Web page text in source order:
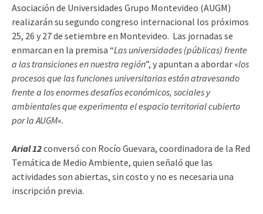
Asociación de Universidades Grupo Montevideo (AUGM)
realizarán su segundo congreso internacional los próximos
25, 26 y 27 de setiembre en Montevideo. Las jornadas se
enmarcan en la premisa “Las universidades (públicas) frente
a las transiciones en nuestra región”, y apuntan a abordar «los
procesos que las funciones universitarias están atravesando
frente a los enormes desafíos económicos, sociales y
ambientales que experimenta el espacio territorial cubierto
por la AUGM«.
Arial 12conversó con Rocío Guevara, coordinadora de la Red
Temática de Medio Ambiente, quien señaló que las
actividades son abiertas, sin costo y no es necesaria una
inscripción previa.